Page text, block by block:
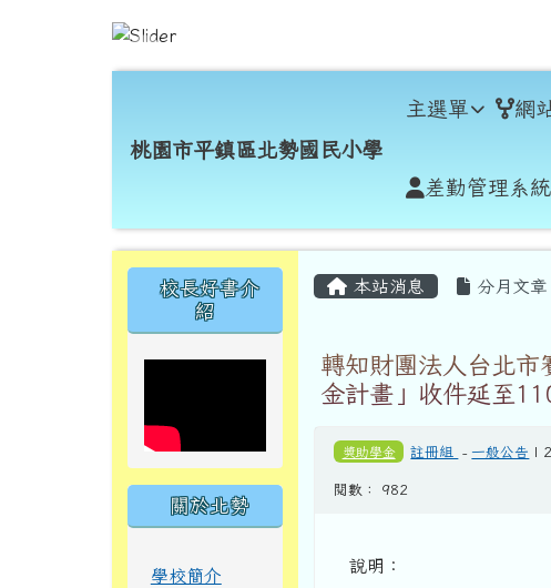
桃園市平鎮區北勢國民小學
桃園市平鎮區北勢國民小學
主選單 網
差勤管理系統
左邊區域內容
校長好書介
紹
關於北勢
學校簡介
主內容區域
本站消息 分月文章
轉知財團法人台北市
金計畫」收件延至
獎助學金 註冊組 - 一般公告 |
閱數： 982
說明：
頁尾區域